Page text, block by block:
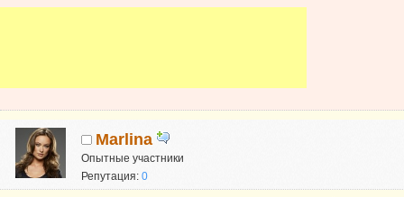
Marlina
Опытные участники
Репутация:0